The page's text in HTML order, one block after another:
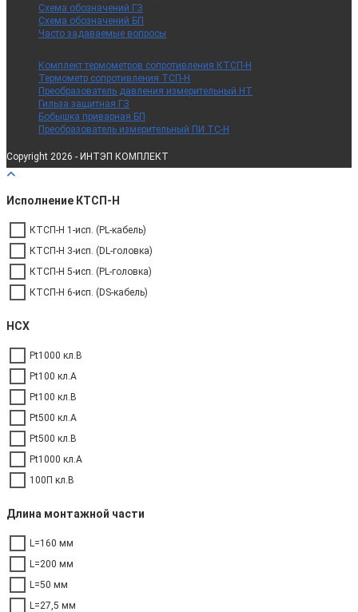
Схема обозначений ГЗ
Схема обозначений БП
Часто задаваемые вопросы
Комплект термометров сопротивления КТСП-Н
Термометр сопротивления ТСП-Н
Преобразователь давления измерительный НТ
Гильза защитная ГЗ
Бобышка приварная БП
Преобразователь измерительный ПИ ТС-Н
Copyright 2026 - ИНТЭП КОМПЛЕКТ
Исполнение КТСП-Н
КТСП-Н 1-исп. (PL-кабель)
КТСП-Н 3-исп. (DL-головка)
КТСП-Н 5-исп. (PL-головка)
КТСП-Н 6-исп. (DS-кабель)
НСХ
Pt1000 кл.B
Pt100 кл.A
Pt100 кл.B
Pt500 кл.A
Pt500 кл.B
Pt1000 кл.A
100П кл.В
Длина монтажной части
L=160 мм
L=200 мм
L=50 мм
L=27,5 мм